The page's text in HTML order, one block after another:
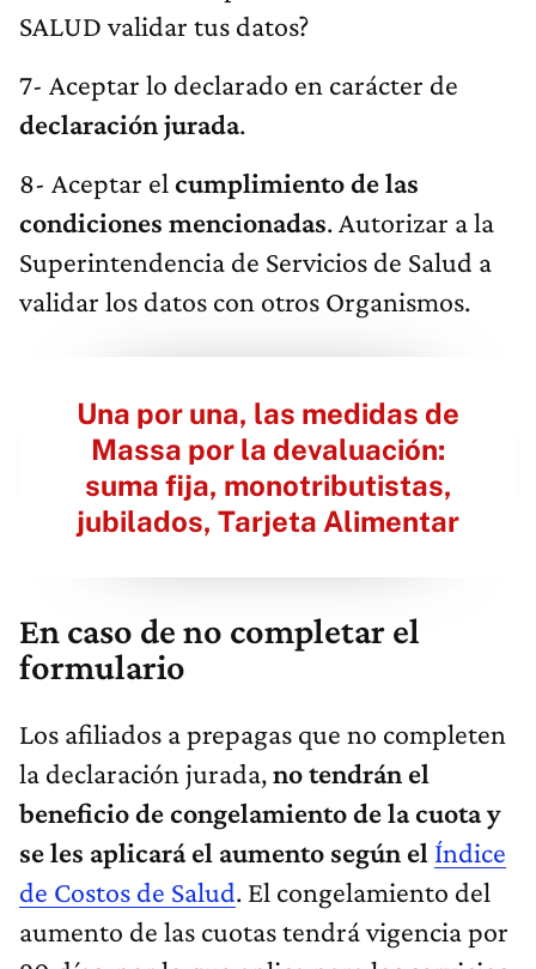
SALUD validar tus datos?
7- Aceptar lo declarado en carácter de
declaración jurada.
8- Aceptar el cumplimiento de las
condiciones mencionadas. Autorizar a la
Superintendencia de Servicios de Salud a
validar los datos con otros Organismos.
Una por una, las medidas de
Massa por la devaluación:
suma fija, monotributistas,
jubilados, Tarjeta Alimentar
En caso de no completar el
formulario
Los afiliados a prepagas que no completen
la declaración jurada,no tendrán el
beneficio de congelamiento de la cuota y
se les aplicará el aumento según el Índice
de Costos de Salud. El congelamiento del
aumento de las cuotas tendrá vigencia por